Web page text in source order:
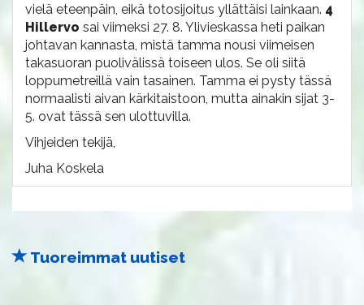
vielä eteenpäin, eikä totosijoitus yllättäisi lainkaan. 4
Hillervo sai viimeksi 27. 8. Ylivieskassa heti paikan
johtavan kannasta, mistä tamma nousi viimeisen
takasuoran puolivälissä toiseen ulos. Se oli siitä
loppumetreillä vain tasainen. Tamma ei pysty tässä
normaalisti aivan kärkitaistoon, mutta ainakin sijat 3-
5. ovat tässä sen ulottuvilla.
Vihjeiden tekijä,
Juha Koskela
Tuoreimmat uutiset